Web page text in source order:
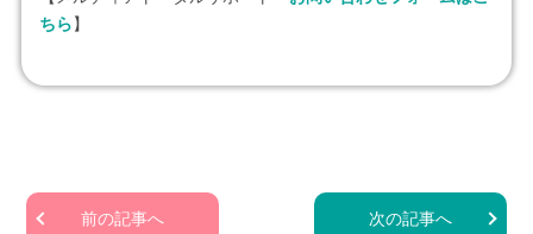
ちら】
前の記事へ 次の記事へ